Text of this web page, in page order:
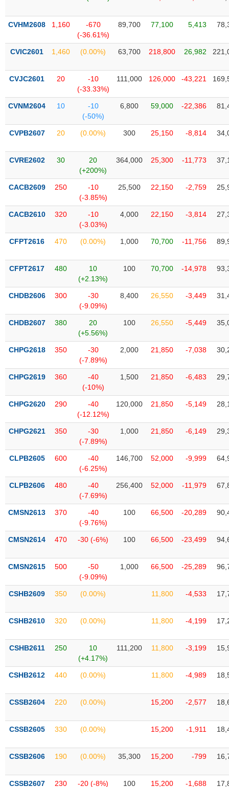
CVHM2608 1,160
-670
(-36.61%)
89,700 77,100 5,413
CVIC2601 1,460 (0.00%) 63,700 218,800 26,982
CVJC2601 20
-10
(-33.33%)
111,000 126,000 -43,221
CVNM2604 10
-10
(-50%)
6,800 59,000 -22,386
CVPB2607 20 (0.00%) 300 25,150 -8,814
CVRE2602 30
20
(+200%)
364,000 25,300 -11,773
CACB2609 250
-10
(-3.85%)
25,500 22,150 -2,759
CACB2610 320
-10
(-3.03%)
4,000 22,150 -3,814
CFPT2616 470 (0.00%) 1,000 70,700 -11,756
CFPT2617 480
10
(+2.13%)
100 70,700 -14,978
CHDB2606 300
-30
(-9.09%)
8,400 26,550 -3,449
CHDB2607 380
20
(+5.56%)
100 26,550 -5,449
CHPG2618 350
-30
(-7.89%)
2,000 21,850 -7,038
CHPG2619 360
-40
(-10%)
1,500 21,850 -6,483
CHPG2620 290
-40
(-12.12%)
120,000 21,850 -5,149
CHPG2621 350
-30
(-7.89%)
1,000 21,850 -6,149
CLPB2605 600
-40
(-6.25%)
146,700 52,000 -9,999
CLPB2606 480
-40
(-7.69%)
256,400 52,000 -11,979
CMSN2613 370
-40
(-9.76%)
100 66,500 -20,289
CMSN2614 470 -30 (-6%) 100 66,500 -23,499
CMSN2615 500
-50
(-9.09%)
1,000 66,500 -25,289
CSHB2609 350 (0.00%) 11,800 -4,533
CSHB2610 320 (0.00%) 11,800 -4,199
CSHB2611 250
10
(+4.17%)
111,200 11,800 -3,199
CSHB2612 440 (0.00%) 11,800 -4,989
CSSB2604 220 (0.00%) 15,200 -2,577
CSSB2605 330 (0.00%) 15,200 -1,911
CSSB2606 190 (0.00%) 35,300 15,200 -799
CSSB2607 230 -20 (-8%) 100 15,200 -1,688
KHỎE
TÀI
CÔNG
THÔNG
VỤ
TRUYỀN
ÍCH
BẤT
ĐỘNG
chứng
khoán
Tất cả Cổ phiếu Chỉ số Chứng chỉ quỹ Chứng
Lãnh
(-)
Người nội bộ
tức
(-)
của
(-)
Báo
phân
tích
ngữ
(-)